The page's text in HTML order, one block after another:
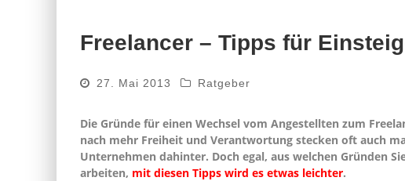
Freelancer – Tipps für
27. Mai 2013 Ratgeber
Die Gründe für einen Wechsel vom Angestellten zum
nach mehr Freiheit und Verantwortung stecken oft auch
Unternehmen dahinter. Doch egal, aus welchen Gründen
arbeiten, mit diesen Tipps wird es etwas leichter.